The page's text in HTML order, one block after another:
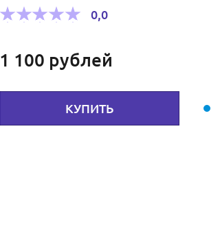
0,0
1 100 рублей
КУПИТЬ